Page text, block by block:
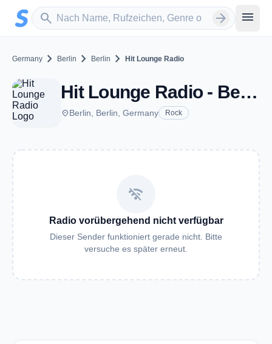
Zum Hauptinhalt springen
search
Sender suchen arrow_forward menu
Germany chevron_right Berlin chevron_right Berlin chevron_right Hit Lounge Radio
Hit Lounge Radio - Berlin
placeBerlin, Berlin, Germany Rock
wifi_off
Radio vorübergehend nicht verfügbar
Dieser Sender funktioniert gerade nicht. Bitte
versuche es später erneut.